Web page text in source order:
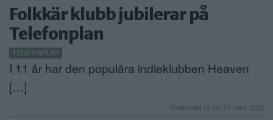
Folkkär klubb jubilerar på
Telefonplan
TELEFONPLAN
I 11 år har den populära indieklubben Heaven
[…]
Publicerad 12:55, 24 mars 2022